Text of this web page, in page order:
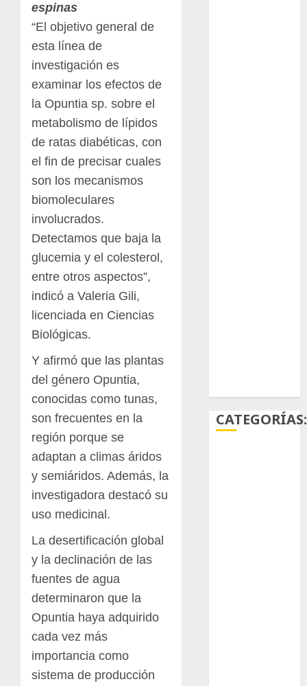
espinas
“El objetivo general de
esta línea de
investigación es
examinar los efectos de
la Opuntia sp. sobre el
metabolismo de lípidos
de ratas diabéticas, con
el fin de precisar cuales
son los mecanismos
biomoleculares
involucrados.
Detectamos que baja la
glucemia y el colesterol,
entre otros aspectos”,
indicó a Valeria Gili,
licenciada en Ciencias
Biológicas.
Y afirmó que las plantas
del género Opuntia,
conocidas como tunas,
son frecuentes en la
región porque se
adaptan a climas áridos
y semiáridos. Además, la
investigadora destacó su
uso medicinal.
La desertificación global
y la declinación de las
fuentes de agua
determinaron que la
Opuntia haya adquirido
cada vez más
importancia como
sistema de producción
CATEGORÍAS: